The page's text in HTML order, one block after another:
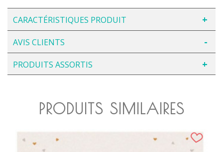
CARACTÉRISTIQUES PRODUIT
AVIS CLIENTS
PRODUITS ASSORTIS
PRODUITS SIMILAIRES